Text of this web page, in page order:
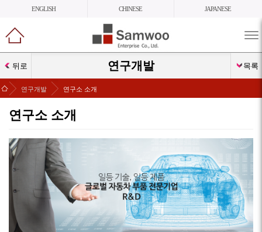
ENGLISH CHINESE JAPANESE
메
기
연구개발
뒤로 목록
연구개발 연구소 소개
연구소 소개